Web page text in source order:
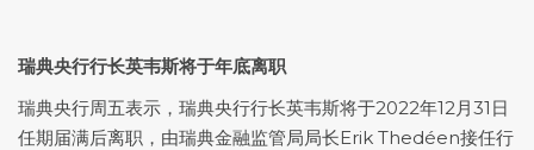
瑞典央行行长英韦斯将于年底离职
瑞典央行周五表示，瑞典央行行长英韦斯将于2022年12月31日
任期届满后离职，由瑞典金融监管局局长Erik Thedéen接任行